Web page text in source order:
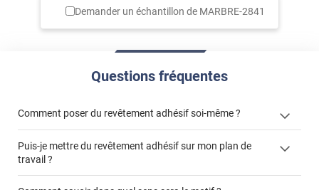
Demander un échantillon de MARBRE-2841
Questions fréquentes
Comment poser du revêtement adhésif soi-même ?
« Comment poser un revêtement adhésif ? »
Puis-je mettre du revêtement adhésif sur mon plan de
travail ?